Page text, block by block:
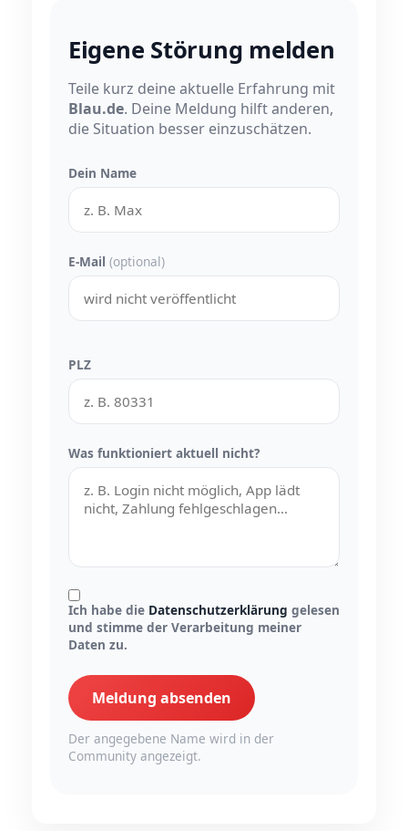
Eigene Störung melden
Teile kurz deine aktuelle Erfahrung mit
Blau.de. Deine Meldung hilft anderen,
die Situation besser einzuschätzen.
Dein Name
E-Mail (optional)
PLZ
Was funktioniert aktuell nicht?
Ich habe die Datenschutzerklärung gelesen
und stimme der Verarbeitung meiner
Daten zu.
Meldung absenden
Der angegebene Name wird in der
Community angezeigt.